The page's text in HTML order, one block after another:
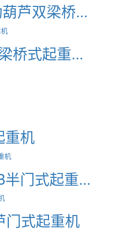
芦双梁桥...
桥式起重...
重机
门式起重...
门式起重机